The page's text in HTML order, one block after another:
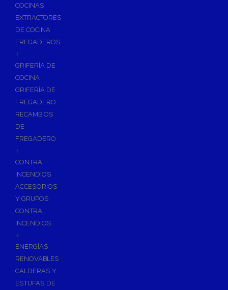
COCINAS
EXTRACTORES
DE COCINA
FREGADEROS
+
GRIFERÍA DE
COCINA
GRIFERÍA DE
FREGADERO
RECAMBIOS
DE
FREGADERO
+
CONTRA
INCENDIOS
ACCESORIOS
Y GRUPOS
CONTRA
INCENDIOS
+
ENERGÍAS
RENOVABLES
CALDERAS Y
ESTUFAS DE